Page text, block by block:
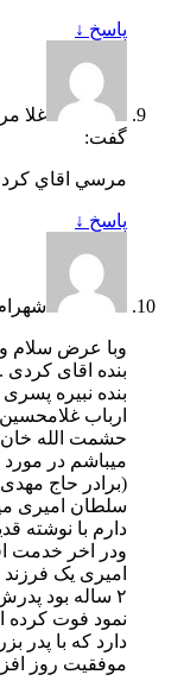
پاسخ ↓
غلا
گفت:
مرسي اقاي
پاسخ ↓
وبا عرض سلام
بنده اقای کردی .
بنده نبیره
ارباب
حشمت الله خان
میباشم در
(برادر حاج
سلطان امیری
دارم با
ودر اخر خدمت
امیری یک
۲ ساله بود
نمود فوت کرده
دارد که با پدر
موفقیت روز